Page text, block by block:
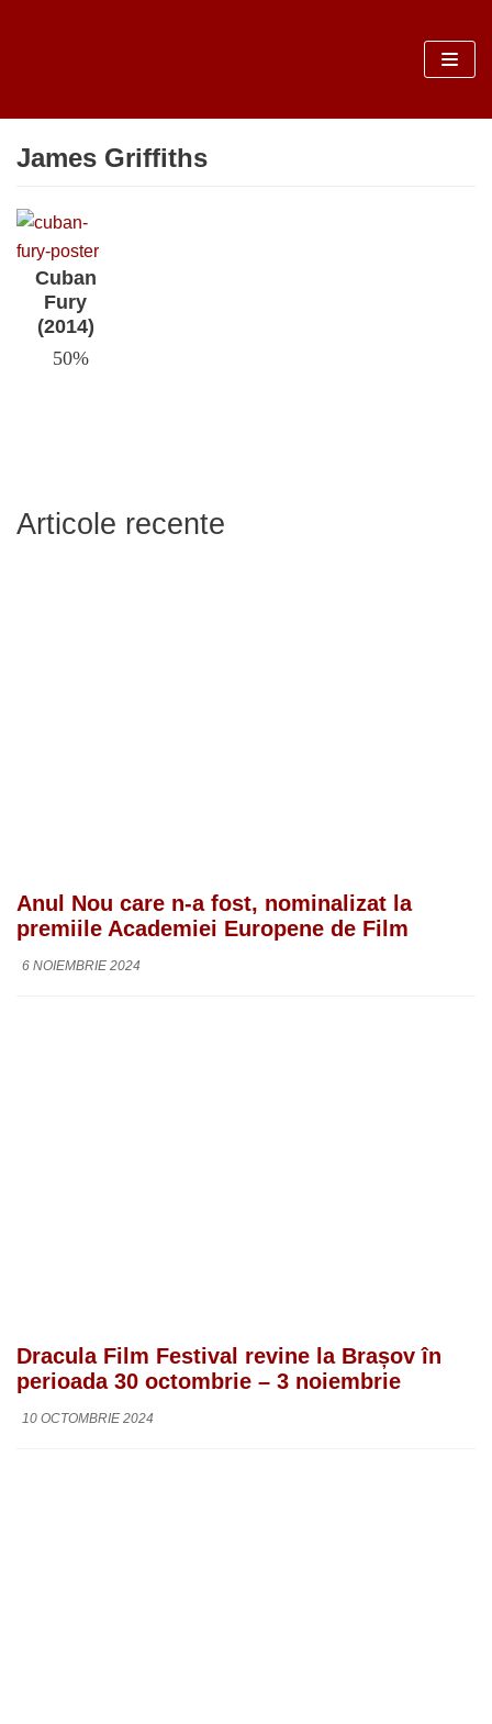
conținut
James Griffiths
Cuban
Fury
(2014)
50%
Articole recente
Anul Nou care n-a fost, nominalizat la
premiile Academiei Europene de Film
6 NOIEMBRIE 2024
Dracula Film Festival revine la Brașov în
perioada 30 octombrie – 3 noiembrie
10 OCTOMBRIE 2024